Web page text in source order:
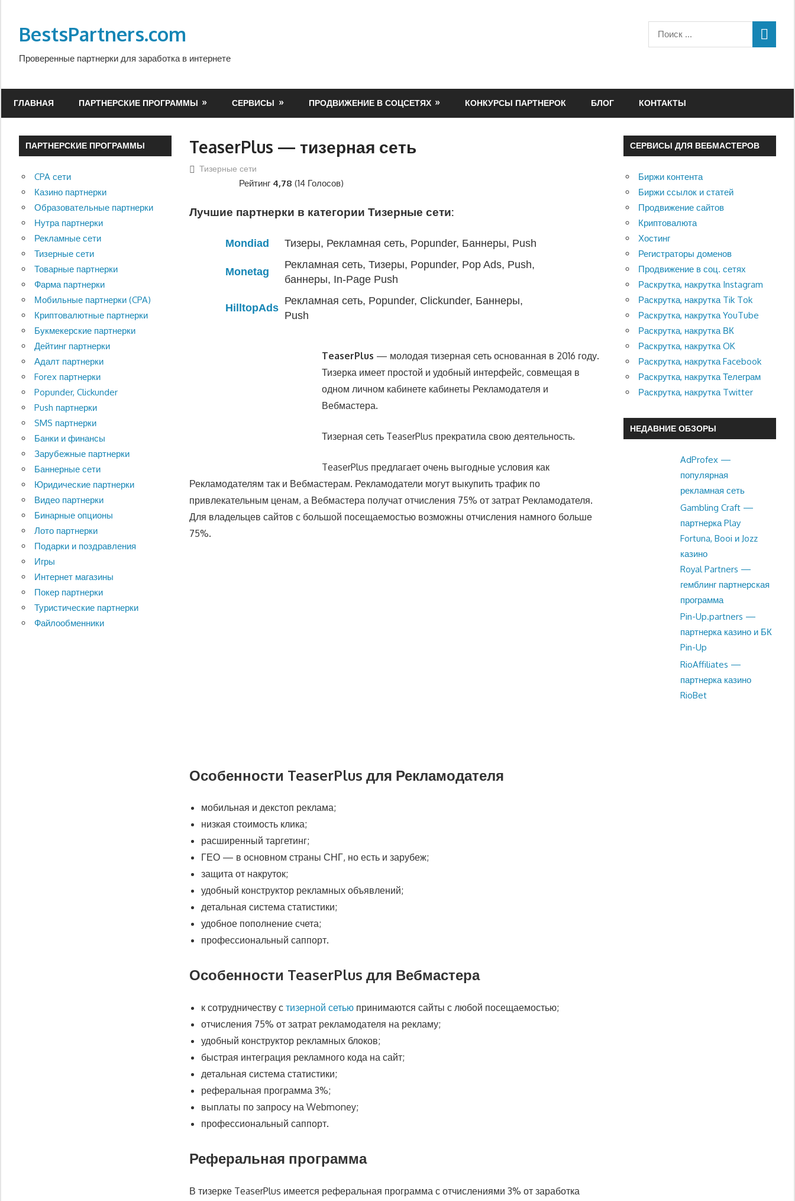
содержимому
BestsPartners.com
Проверенные партнерки для заработка в интернете
ГЛАВНАЯ ПАРТНЕРСКИЕ ПРОГРАММЫ СЕРВИСЫ ПРОДВИЖЕНИЕ В СОЦСЕТЯХ КОНКУРСЫ ПАРТНЕРОК БЛОГ КОНТАКТЫ
TeaserPlus — тизерная сеть
Тизерные сети
Рейтинг 4,78 (14 Голосов)
Лучшие партнерки в категории Тизерные сети:
Mondiad Тизеры, Рекламная сеть, Popunder, Баннеры, Push
Monetag
Рекламная сеть, Тизеры, Popunder, Pop Ads, Push,
баннеры, In-Page Push
HilltopAds
Рекламная сеть, Popunder, Clickunder, Баннеры,
Push
TeaserPlus — молодая тизерная сеть основанная в 2016 году.
Тизерка имеет простой и удобный интерфейс, совмещая в
одном личном кабинете кабинеты Рекламодателя и
Вебмастера.
Тизерная сеть TeaserPlus прекратила свою деятельность.
TeaserPlus предлагает очень выгодные условия как
Рекламодателям так и Вебмастерам. Рекламодатели могут выкупить трафик по
привлекательным ценам, а Вебмастера получат отчисления 75% от затрат Рекламодателя.
Для владельцев сайтов с большой посещаемостью возможны отчисления намного больше
75%.
Особенности TeaserPlus для Рекламодателя
мобильная и декстоп реклама;
низкая стоимость клика;
расширенный таргетинг;
ГЕО — в основном страны СНГ, но есть и зарубеж;
защита от накруток;
удобный конструктор рекламных объявлений;
детальная система статистики;
удобное пополнение счета;
профессиональный саппорт.
Особенности TeaserPlus для Вебмастера
к сотрудничеству стизерной сетью принимаются сайты с любой посещаемостью;
отчисления 75% от затрат рекламодателя на рекламу;
удобный конструктор рекламных блоков;
быстрая интеграция рекламного кода на сайт;
детальная система статистики;
реферальная программа 3%;
выплаты по запросу на Webmoney;
профессиональный саппорт.
Реферальная программа
В тизерке TeaserPlus имеется реферальная программа с отчислениями 3% от заработка
ПАРТНЕРСКИЕ ПРОГРАММЫ
CPA сети
Казино партнерки
Образовательные партнерки
Нутра партнерки
Рекламные сети
Тизерные сети
Товарные партнерки
Фарма партнерки
Мобильные партнерки (CPA)
Криптовалютные партнерки
Букмекерские партнерки
Дейтинг партнерки
Адалт партнерки
Forex партнерки
Popunder, Clickunder
Push партнерки
SMS партнерки
Банки и финансы
Зарубежные партнерки
Баннерные сети
Юридические партнерки
Видео партнерки
Бинарные опционы
Лото партнерки
Подарки и поздравления
Игры
Интернет магазины
Покер партнерки
Туристические партнерки
Файлообменники
СЕРВИСЫ ДЛЯ ВЕБМАСТЕРОВ
Биржи контента
Биржи ссылок и статей
Продвижение сайтов
Криптовалюта
Хостинг
Регистраторы доменов
Продвижение в соц. сетях
Раскрутка, накрутка Instagram
Раскрутка, накрутка Tik Tok
Раскрутка, накрутка YouTube
Раскрутка, накрутка ВК
Раскрутка, накрутка OK
Раскрутка, накрутка Facebook
Раскрутка, накрутка Телеграм
Раскрутка, накрутка Twitter
НЕДАВНИЕ ОБЗОРЫ
AdProfex —
популярная
рекламная сеть
Gambling Craft —
партнерка Play
Fortuna, Booi и Jozz
казино
Royal Partners —
гемблинг партнерская
программа
Pin-Up.partners —
партнерка казино и БК
Pin-Up
RioAffiliates —
партнерка казино
RioBet